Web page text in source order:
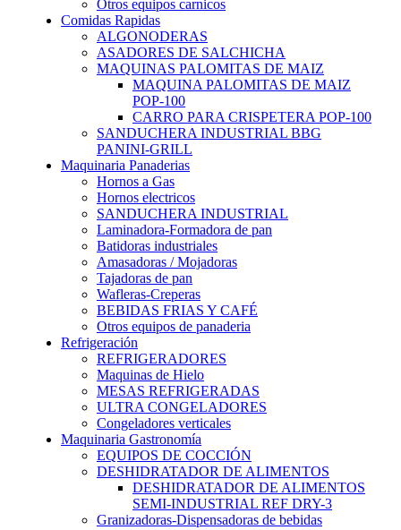
Otros equipos carnicos
Comidas Rapidas
ALGONODERAS
ASADORES DE SALCHICHA
MAQUINAS PALOMITAS DE MAIZ
MAQUINA PALOMITAS DE MAIZ
POP-100
CARRO PARA CRISPETERA POP-100
SANDUCHERA INDUSTRIAL BBG
PANINI-GRILL
Maquinaria Panaderias
Hornos a Gas
Hornos electricos
SANDUCHERA INDUSTRIAL
Laminadora-Formadora de pan
Batidoras industriales
Amasadoras / Mojadoras
Tajadoras de pan
Wafleras-Creperas
BEBIDAS FRIAS Y CAFÉ
Otros equipos de panaderia
Refrigeración
REFRIGERADORES
Maquinas de Hielo
MESAS REFRIGERADAS
ULTRA CONGELADORES
Congeladores verticales
Maquinaria Gastronomía
EQUIPOS DE COCCIÓN
DESHIDRATADOR DE ALIMENTOS
DESHIDRATADOR DE ALIMENTOS
SEMI-INDUSTRIAL REF DRY-3
Granizadoras-Dispensadoras de bebidas